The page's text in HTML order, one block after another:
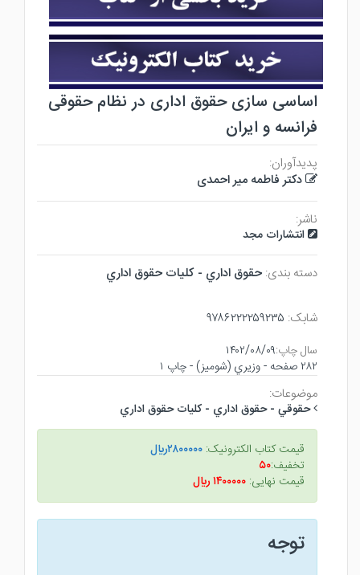
اساسی سازی حقوق اداری در نظام حقوقی
فرانسه و ایران
پدیدآوران:
دکتر فاطمه میر احمدی
ناشر:
انتشارات مجد
دسته بندی: حقوق اداري - كليات حقوق اداري
شابک: ۹۷۸۶۲۲۲۲۵۹۲۳۵
سال چاپ:۱۴۰۲/۰۸/۰۹
۲۸۲ صفحه - وزيري (شوميز) - چاپ ۱
موضوعات:
حقوقي - حقوق اداري - كليات حقوق اداري
قیمت کتاب الکترونیک: ۲۸۰۰۰۰۰ريال
تخفیف:۵۰
قیمت نهایی: ۱۴۰۰۰۰۰ ريال
توجه